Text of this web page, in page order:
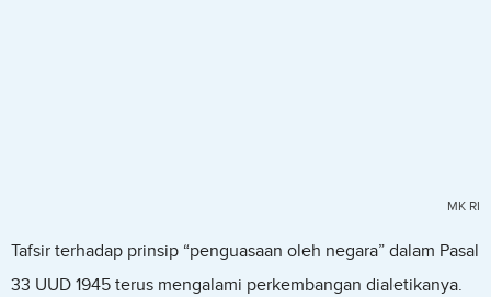
MK RI
Tafsir terhadap prinsip “penguasaan oleh negara” dalam Pasal
33 UUD 1945 terus mengalami perkembangan dialetikanya.